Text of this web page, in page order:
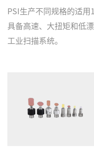
PSI生产不同规格的适
具备高速、大扭矩和低
工业扫描系统。